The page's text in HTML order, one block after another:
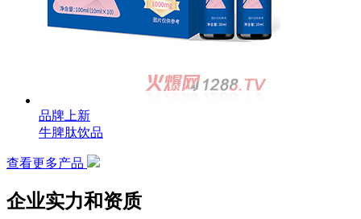
品牌上新
牛脾肽饮品
查看更多产品
企业实力和资质